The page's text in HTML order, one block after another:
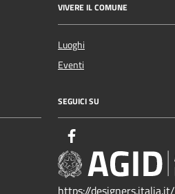
VIVERE IL COMUNE
Luoghi
Eventi
SEGUICI SU
https://designers.italia.it/